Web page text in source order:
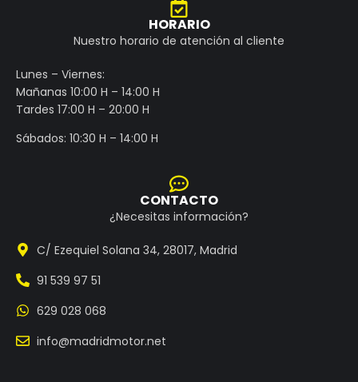
HORARIO
Nuestro horario de atención al cliente
Lunes – Viernes:
Mañanas 10:00 H – 14:00 H
Tardes 17:00 H – 20:00 H
Sábados: 10:30 H – 14:00 H
CONTACTO
¿Necesitas información?
C/ Ezequiel Solana 34, 28017, Madrid
91 539 97 51
629 028 068
info@madridmotor.net